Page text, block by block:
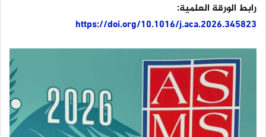
رابط الورقة العلمية:
https://doi.org/10.1016/j.aca.2026.345823